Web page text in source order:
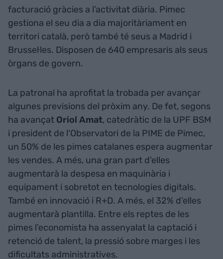
facturació gràcies a l’activitat diària. Pimec
gestiona el seu dia a dia majoritàriament en
territori català, però també té seus a Madrid i
Brussel·les. Disposen de 640 empresaris als seus
òrgans de govern.
La patronal ha aprofitat la trobada per avançar
algunes previsions del pròxim any. De fet, segons
ha avançat Oriol Amat, catedràtic de la UPF BSM
i president de l'Observatori de la PIME de Pimec,
un 50% de les pimes catalanes espera augmentar
les vendes. A més, una gran part d’elles
augmentarà la despesa en maquinària i
equipament i sobretot en tecnologies digitals.
També en innovació i R+D. A més, el 32% d’elles
augmentarà plantilla. Entre els reptes de les
pimes l’economista ha assenyalat la captació i
retenció de talent, la pressió sobre marges i les
dificultats administratives.